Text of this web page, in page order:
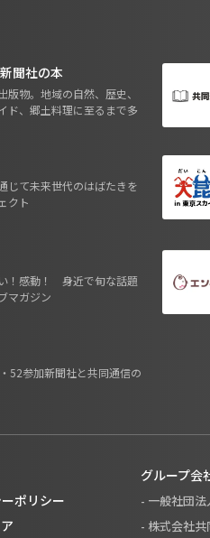
聞社の本
版物。地域の自然、歴史、
ド、郷土料理に至るまで多
じて未来世代のはばたきを
クト
！感動！ 身近で旬な話題
マガジン
52参加新聞社と共同通信の
ポリシー
グループ会
- 一般社団
- 株式会社共